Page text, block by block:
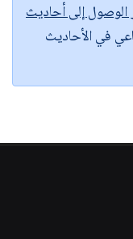
الوصول إلى أحاديث
في الأحاديث